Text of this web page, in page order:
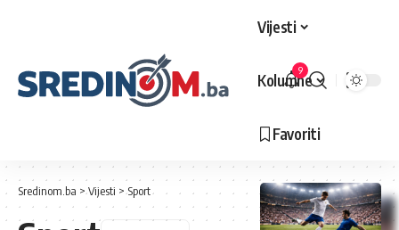
Vijesti
Kolumne
Favoriti
9
Sredinom.ba >Vijesti >Sport